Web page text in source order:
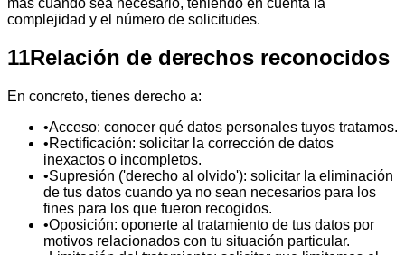
complejidad y el número de solicitudes.
11Relación de derechos reconocidos
En concreto, tienes derecho a:
•Acceso: conocer qué datos personales tuyos tratamos.
•Rectificación: solicitar la corrección de datos
inexactos o incompletos.
•Supresión ('derecho al olvido'): solicitar la eliminación
de tus datos cuando ya no sean necesarios para los
fines para los que fueron recogidos.
•Oposición: oponerte al tratamiento de tus datos por
motivos relacionados con tu situación particular.